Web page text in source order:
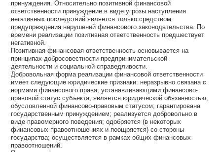
принуждения. Относительно позитивной финансовой
ответственности принуждение в виде угрозы наступления
негативных последствий является только средством
предупреждения нарушений финансового законодательства. По
времени реализации позитивная ответственность предшествует
негативной.
Позитивная финансовая ответственность основывается на
принципах добросовестности предпринимательской
деятельности и социальной справедливости.
Добровольная форма реализации финансовой ответственности
имеет следующие юридические признаки: неразрывно связана с
нормами финансового права, устанавливающими финансово-
правовой статус субъекта; является юридической обязанностью,
обусловленной финансово-правовым статусом; гарантирована
государственным принуждением; реализуется добровольно в
виде правомерного поведения; одобряется (в некоторых
финансовых правоотношениях и поощряется) со стороны
государства; осуществляется в рамках общих финансовых
правоотношений.